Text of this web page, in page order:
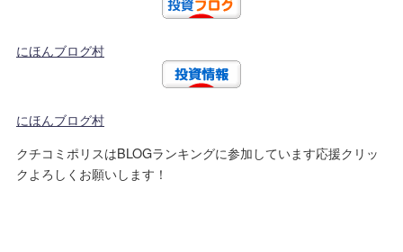
にほんブログ村
にほんブログ村
クチコミポリスはBLOGランキングに参加しています応援クリッ
クよろしくお願いします！